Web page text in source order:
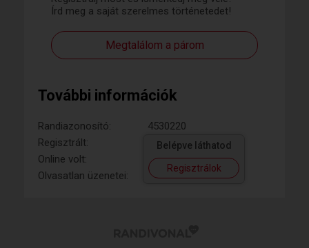
Írd meg a saját szerelmes történetedet!
Megtalálom a párom
További információk
Randiazonosító:
4530220
Regisztrált:
Online volt:
Olvasatlan üzenetei:
Belépve láthatod
Regisztrálok